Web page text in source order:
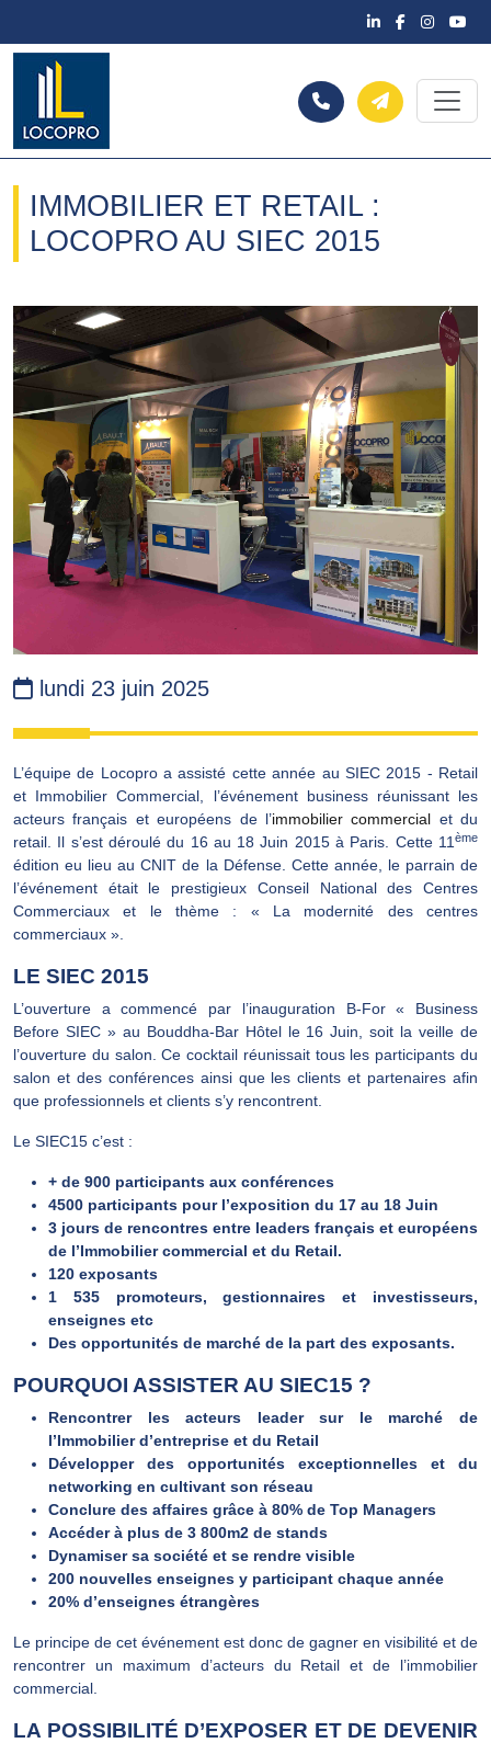
IMMOBILIER ET RETAIL :
LOCOPRO AU SIEC 2015
lundi 23 juin 2025
L’équipe de Locopro a assisté cette année au SIEC 2015 - Retail
et Immobilier Commercial, l’événement business réunissant les
acteurs français et européens de l’immobilier commercial et du
retail. Il s’est déroulé du 16 au 18 Juin 2015 à Paris. Cette 11 ème
édition eu lieu au CNIT de la Défense. Cette année, le parrain de
l’événement était le prestigieux Conseil National des Centres
Commerciaux et le thème : « La modernité des centres
commerciaux ».
LE SIEC 2015
L’ouverture a commencé par l’inauguration B-For « Business
Before SIEC » au Bouddha-Bar Hôtel le 16 Juin, soit la veille de
l’ouverture du salon. Ce cocktail réunissait tous les participants du
salon et des conférences ainsi que les clients et partenaires afin
que professionnels et clients s’y rencontrent.
Le SIEC15 c’est :
+ de 900 participants aux conférences
4500 participants pour l’exposition du 17 au 18 Juin
3 jours de rencontres entre leaders français et européens
de l’Immobilier commercial et du Retail.
120 exposants
1 535 promoteurs, gestionnaires et investisseurs,
enseignes etc
Des opportunités de marché de la part des exposants.
POURQUOI ASSISTER AU SIEC15 ?
Rencontrer les acteurs leader sur le marché de
l’Immobilier d’entreprise et du Retail
Développer des opportunités exceptionnelles et du
networking en cultivant son réseau
Conclure des affaires grâce à 80% de Top Managers
Accéder à plus de 3 800m2 de stands
Dynamiser sa société et se rendre visible
200 nouvelles enseignes y participant chaque année
20% d’enseignes étrangères
Le principe de cet événement est donc de gagner en visibilité et de
rencontrer un maximum d’acteurs du Retail et de l’immobilier
commercial.
LA POSSIBILITÉ D’EXPOSER ET DE DEVENIR